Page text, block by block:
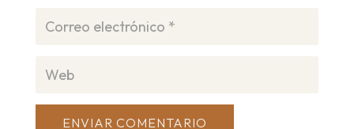
ENVIAR COMENTARIO